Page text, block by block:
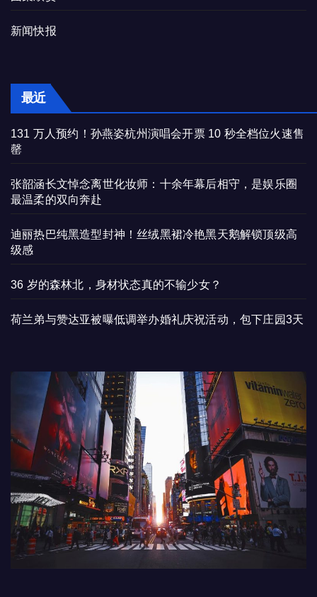
新闻快报
最近
131 万人预约！孙燕姿杭州演唱会开票 10 秒全档位火速售
罄
张韶涵长文悼念离世化妆师：十余年幕后相守，是娱乐圈
最温柔的双向奔赴
迪丽热巴纯黑造型封神！丝绒黑裙冷艳黑天鹅解锁顶级高
级感
36 岁的森林北，身材状态真的不输少女？
荷兰弟与赞达亚被曝低调举办婚礼庆祝活动，包下庄园3天